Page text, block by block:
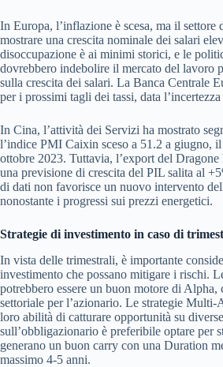
In Europa, l’inflazione è scesa, ma il settore
mostrare una crescita nominale dei salari
disoccupazione è ai minimi storici, e le
dovrebbero indebolire il mercato del lavoro
sulla crescita dei salari. La Banca Centrale
per i prossimi tagli dei tassi, data
In Cina, l’attività dei Servizi ha mostrato
l’indice PMI Caixin sceso a 51.2 a giugno,
ottobre 2023. Tuttavia, l’export del
una previsione di crescita del PIL salita al
di dati non favorisce un nuovo intervento
nonostante i progressi sui prezzi energetici.
Strategie di investimento in caso di
In vista delle trimestrali, è importante
investimento che possano mitigare i rischi.
potrebbero essere un buon motore di Alpha,
settoriale per l’azionario. Le strategie Multi-
loro abilità di catturare opportunità su
sull’obbligazionario è preferibile optare per
generano un buon carry con una Duration
massimo 4-5 anni.